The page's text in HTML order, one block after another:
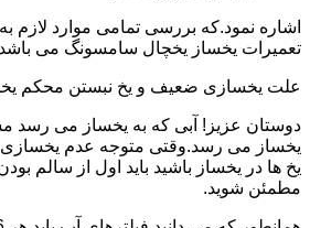
اشاره نمود.که بررسی تمامی موارد لازم
تعمیرات یخساز یخچال سامسونگ می
علت یخسازی ضعیف و یخ نبستن محکم
دوستان عزیز! آبی که به یخساز می رسد
یخساز می رسد.وقتی متوجه عدم
یخ ها در یخساز باشید باید اول از سالم
مطمئن شوید.